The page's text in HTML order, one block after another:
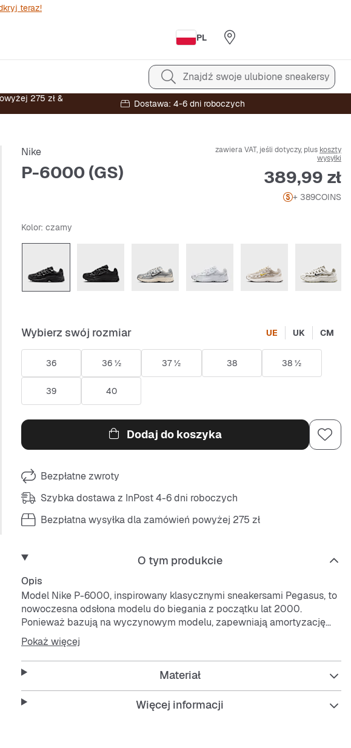
teraz!
PL
Znajdź swoje ulubione sneakersy
275 zł &
Dostawa: 4-6 dni roboczych
Nike
P-6000 (GS)
zawiera VAT, jeśli dotyczy, plus koszty
wysyłki
Cena
389,99 zł
+ 389COINS
Kolor: czarny
Wybierz swój rozmiar UE UK CM
36 36 ½ 37 ½ 38 38 ½
39 40
Dodaj do koszyka
Bezpłatne zwroty
Szybka dostawa z InPost 4-6 dni roboczych
Bezpłatna wysyłka dla zamówień powyżej 275 zł
O tym produkcie
Opis
Model Nike P-6000, inspirowany klasycznymi sneakersami Pegasus, to
nowoczesna odsłona modelu do biegania z początku lat 2000.
Ponieważ bazują na wyczynowym modelu, zapewniają amortyzację
i sprężystość, a ich sportowy fason i przewiewne materiały tworzą
idealne połączenie lekkości i wygody, które przyciąga wzrok.
Klasyczny fason nawiązuje do modeli Nike Pegasus 25 i Nike
Pegasus 2006.
Połączenie skóry naturalnej i syntetycznej z przewiewną siateczką
Pokaż więcej
Materiał
Więcej informacji